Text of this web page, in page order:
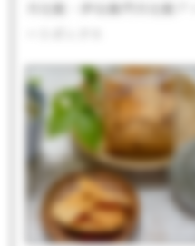
月化粧・伊右衛門月化粧アソ